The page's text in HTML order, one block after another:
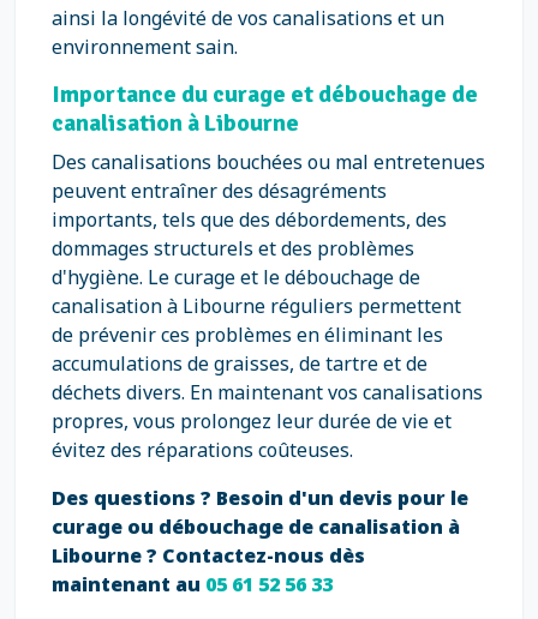
ainsi la longévité de vos canalisations et un
environnement sain.
Importance du curage et débouchage de
canalisation à Libourne
Des canalisations bouchées ou mal entretenues
peuvent entraîner des désagréments
importants, tels que des débordements, des
dommages structurels et des problèmes
d'hygiène. Le curage et le débouchage de
canalisation à Libourne réguliers permettent
de prévenir ces problèmes en éliminant les
accumulations de graisses, de tartre et de
déchets divers. En maintenant vos canalisations
propres, vous prolongez leur durée de vie et
évitez des réparations coûteuses.
Des questions ? Besoin d'un devis pour le
curage ou débouchage de canalisation à
Libourne ? Contactez-nous dès
maintenant au 05 61 52 56 33